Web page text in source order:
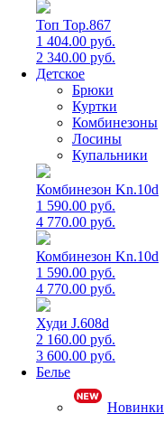
Топ Top.867
1 404.00 руб.
2 340.00 руб.
Детское
Брюки
Куртки
Комбинезоны
Лосины
Купальники
Комбинезон Kn.10d
1 590.00 руб.
4 770.00 руб.
Комбинезон Kn.10d
1 590.00 руб.
4 770.00 руб.
Худи J.608d
2 160.00 руб.
3 600.00 руб.
Белье
Новинки